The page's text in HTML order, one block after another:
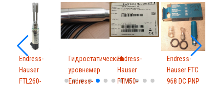
Endress-
Hauser
FTL260-
Гидростатический
уровнемер
Endress-
Endress-
Hauser
FTM50-
Endress-
Hauser FTC
968 DC PNP